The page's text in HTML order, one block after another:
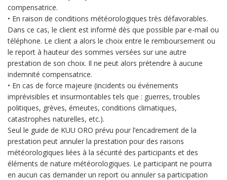
compensatrice.
• En raison de conditions météorologiques très défavorables.
Dans ce cas, le client est informé dès que possible par e-mail ou
téléphone. Le client a alors le choix entre le remboursement ou
le report à hauteur des sommes versées sur une autre
prestation de son choix. Il ne peut alors prétendre à aucune
indemnité compensatrice.
• En cas de force majeure (incidents ou événements
imprévisibles et insurmontables tels que : guerres, troubles
politiques, grèves, émeutes, conditions climatiques,
catastrophes naturelles, etc.).
Seul le guide de KUU ORO prévu pour l’encadrement de la
prestation peut annuler la prestation pour des raisons
météorologiques liées à la sécurité des participants et des
éléments de nature météorologiques. Le participant ne pourra
en aucun cas demander un report ou annuler sa participation